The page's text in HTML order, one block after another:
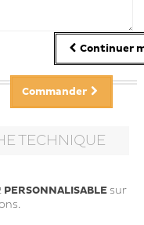
Continuer
Commander
TECHNIQUE
PERSONNALISABLEsur